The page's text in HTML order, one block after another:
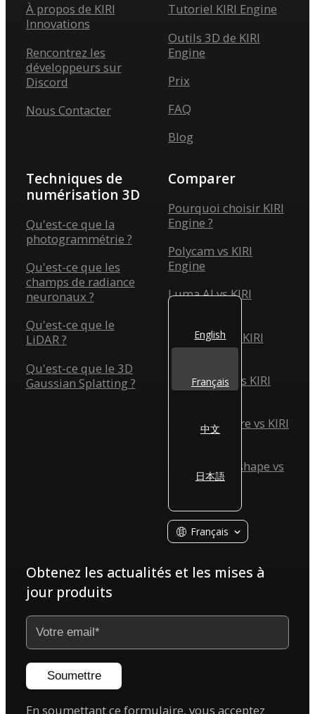
Obtenez les actualités et les mises à
jour produits
Soumettre
En soumettant ce formulaire, vous acceptez
À propos de KIRI
Innovations
Rencontrez les
développeurs sur
Discord
Nous Contacter
Tutoriel KIRI Engine
Outils 3D de KIRI
Engine
Prix
FAQ
Blog
Techniques de
numérisation 3D
Qu'est-ce que la
photogrammétrie ?
Qu'est-ce que les
champs de radiance
neuronaux ?
Qu'est-ce que le
LiDAR ?
Qu'est-ce que le 3D
Gaussian Splatting ?
Comparer
Pourquoi choisir KIRI
Engine ?
Polycam vs KIRI
Engine
Luma AI vs KIRI
Scaniverse vs KIRI
Engine
Reality Scan vs KIRI
Engine
Reality Capture vs KIRI
Engine
Agisoft Metashape vs
KIRI Engine
Français
English
Français
中文
日本語